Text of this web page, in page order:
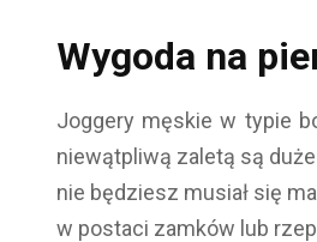
Wygoda na
Joggery męskie w typie
niewątpliwą zaletą są
nie będziesz musiał się
w postaci zamków lub